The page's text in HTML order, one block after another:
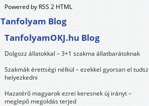
Powered by RSS 2 HTML
Tanfolyam Blog
TanfolyamOKJ.hu Blog
Dolgozz állatokkal – 3+1 szakma állatbarátoknak
Szakmák érettségi nélkül – ezekkel gyorsan el tudsz
helyezkedni
Hazatérő magyarok ezrei keresnek új irányt –
meglepő megoldás terjed